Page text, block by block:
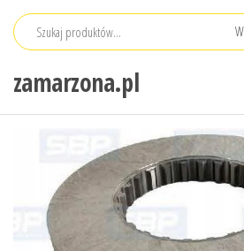
Przejdź
zamarzona.pl